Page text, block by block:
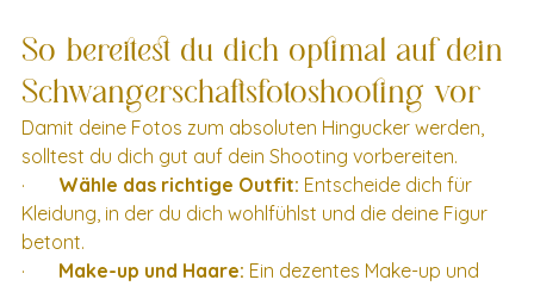
So bereitest du dich optimal auf dein
Schwangerschaftsfotoshooting vor
Damit deine Fotos zum absoluten Hingucker werden,
solltest du dich gut auf dein Shooting vorbereiten.
· Wähle das richtige Outfit: Entscheide dich für
Kleidung, in der du dich wohlfühlst und die deine Figur
betont.
· Make-up und Haare: Ein dezentes Make-up und